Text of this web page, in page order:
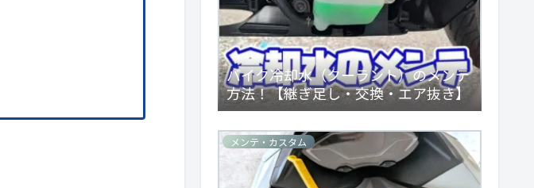
バイク冷却水（クーラント）のメンテ
方法！【継ぎ足し・交換・エア抜き】
メンテ・カスタム